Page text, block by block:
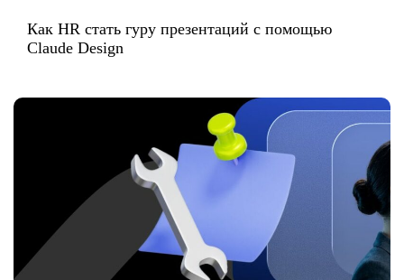
Как HR стать гуру презентаций с помощью
Claude Design